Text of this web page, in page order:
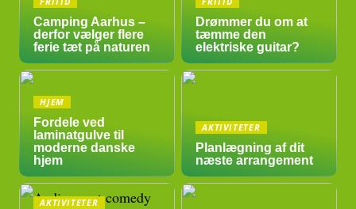
Camping Aarhus –
derfor vælger flere
ferie tæt på naturen
Drømmer du om at
tæmme den
elektriske guitar?
HJEM
Fordele ved
laminatgulve til
moderne danske
hjem
AKTIVITETER
Planlægning af dit
næste arrangement
AKTIVITETER